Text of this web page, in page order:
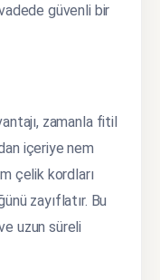
güvenli bir
zamanla fitil
içeriye nem
çelik kordları
zayıflatır. Bu
uzun süreli